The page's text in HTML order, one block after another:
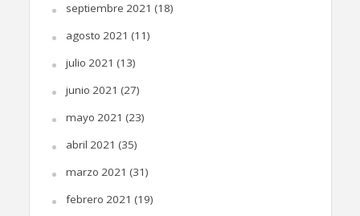
septiembre 2021 (18)
agosto 2021 (11)
julio 2021 (13)
junio 2021 (27)
mayo 2021 (23)
abril 2021 (35)
marzo 2021 (31)
febrero 2021 (19)